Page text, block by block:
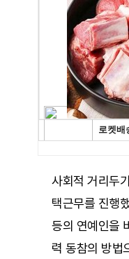
사회적 거리두
택근무를 진행
등의 연예인을
력 동참의 방법